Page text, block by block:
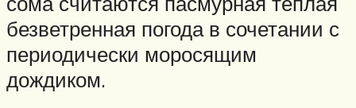
безветренная погода в сочетании с
периодически моросящим
дождиком.